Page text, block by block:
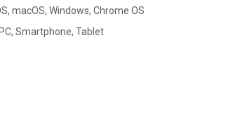
macOS, Windows, Chrome OS
Smartphone, Tablet